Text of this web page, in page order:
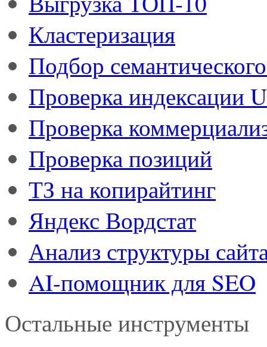
Кластеризация
Подбор
Проверка индексации
Проверка
Проверка позиций
ТЗ на копирайтинг
Яндекс Вордстат
Анализ структуры
AI-помощник для SEO
Остальные инструменты